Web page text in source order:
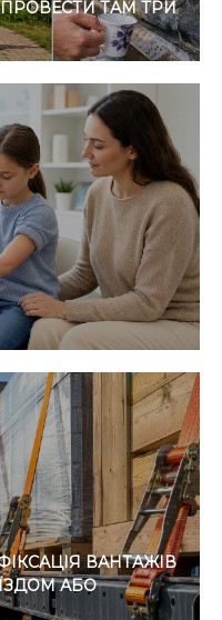
ТАМ ТРИ
ВАНТАЖІВ
АБО